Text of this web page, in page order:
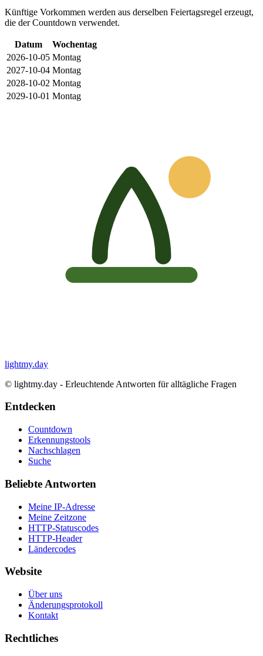
Künftige Vorkommen werden aus derselben Feiertagsregel erzeugt,
die der Countdown verwendet.
Datum
Wochentag
2026-10-05 Montag
2027-10-04 Montag
2028-10-02 Montag
2029-10-01 Montag
lightmy.day
© lightmy.day - Erleuchtende Antworten für alltägliche Fragen
Entdecken
Countdown
Erkennungstools
Nachschlagen
Suche
Beliebte Antworten
Meine IP-Adresse
Meine Zeitzone
HTTP-Statuscodes
HTTP-Header
Ländercodes
Website
Über uns
Änderungsprotokoll
Kontakt
Rechtliches